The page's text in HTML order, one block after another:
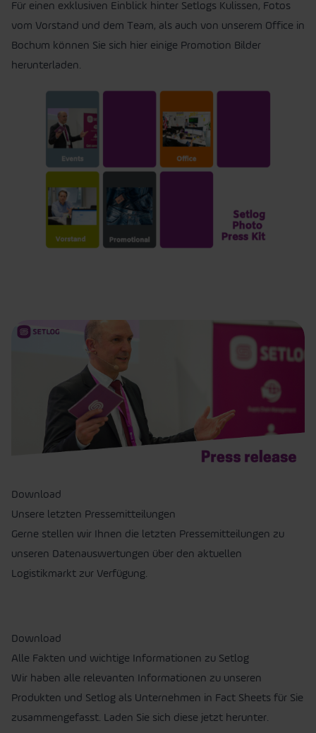
Für einen exklusiven Einblick hinter Setlogs Kulissen, Fotos
vom Vorstand und dem Team, als auch von unserem Office in
Bochum können Sie sich hier einige Promotion Bilder
herunterladen.
Download
Unsere letzten Pressemitteilungen
Gerne stellen wir Ihnen die letzten Pressemitteilungen zu
unseren Datenauswertungen über den aktuellen
Logistikmarkt zur Verfügung.
Download
Alle Fakten und wichtige Informationen zu Setlog
Wir haben alle relevanten Informationen zu unseren
Produkten und Setlog als Unternehmen in Fact Sheets für Sie
zusammengefasst. Laden Sie sich diese jetzt herunter.